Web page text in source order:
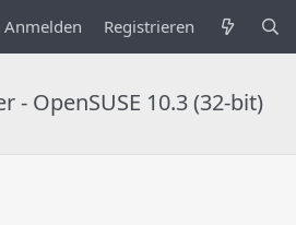
Anmelden Registrieren
- OpenSUSE 10.3 (32-bit)